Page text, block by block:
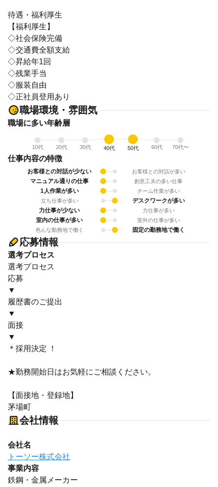
待遇・福利厚生
【福利厚生】
◇社会保険完備
◇交通費全額支給
◇昇給年1回
◇残業手当
◇服装自由
◇正社員登用あり
職場環境・雰囲気
職場に多い年齢層
10代 20代 30代 40代 50代 60代 70代〜
仕事内容の特徴
お客様との対話が少ない お客様との対話が多い
マニュアル通りの仕事 創意工夫の多い仕事
1人作業が多い
チーム作業が多い
立ち仕事が多い
デスクワークが多い
力仕事が少ない
力仕事が多い
室内の仕事が多い
室外の仕事が多い
色んな勤務地で働く
固定の勤務地で働く
応募情報
選考プロセス
選考プロセス
応募
▼
履歴書のご提出
▼
面接
▼
＊採用決定 ！
★勤務開始日はお気軽にご相談ください。
【面接地・登録地】
茅場町
会社情報
会社名
トーソー株式会社
事業内容
鉄鋼・金属メーカー